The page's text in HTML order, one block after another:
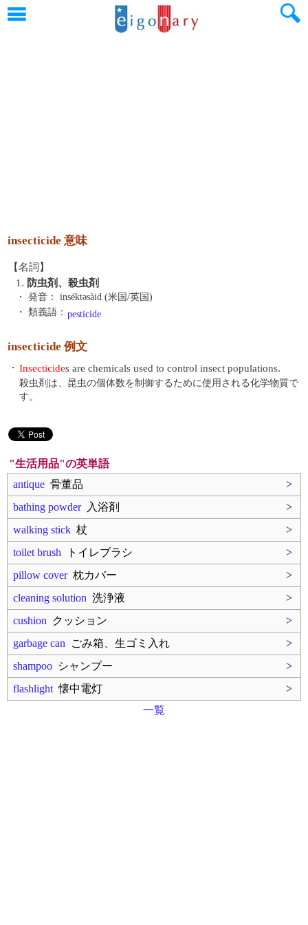
insecticide 意味
【名詞】
1. 防虫剤、殺虫剤
・ 発音：
inséktəsàid (米国/英国)
・ 類義語： pesticide
insecticide 例文
・ Insecticides are chemicals used to control insect populations.
殺虫剤は、昆虫の個体数を制御するために使用される化学物質で
す。
"生活用品"の英単語
antique 骨董品
>
bathing powder入浴剤
>
walking stick 杖
>
toilet brush トイレブラシ
>
pillow cover枕カバー
>
cleaning solution 洗浄液
>
cushion クッション
>
garbage can ごみ箱、生ゴミ入れ
>
shampoo シャンプー
>
flashlight 懐中電灯
>
一覧